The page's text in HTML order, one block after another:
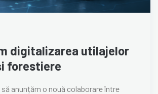
digitalizarea utilajelor
forestiere
anunțăm o nouă colaborare între